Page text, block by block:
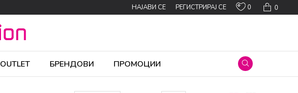
0
0
НАЈАВИ СЕ РЕГИСТРИРАЈ СЕ
OUTLET БРЕНДОВИ ПРОМОЦИИ